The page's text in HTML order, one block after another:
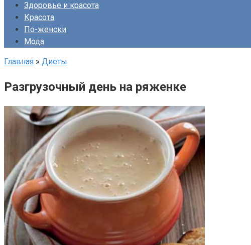
Здоровье и красота
Красота
По-женски
Мода
Главная » Диеты
Разгрузочный день на ряженке